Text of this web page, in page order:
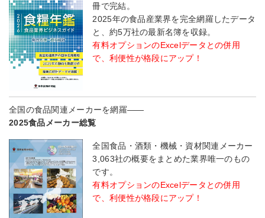
冊で完結。
2025年の食品産業界を完全網羅したデータ
と、約5万社の最新名簿を収録。
有料オプションのExcelデータとの併用
で、利便性が格段にアップ！
全国の食品関連メーカーを網羅――
2025食品メーカー総覧
全国食品・酒類・機械・資材関連メーカー
3,063社の概要をまとめた業界唯一のもの
です。
有料オプションのExcelデータとの併用
で、利便性が格段にアップ！